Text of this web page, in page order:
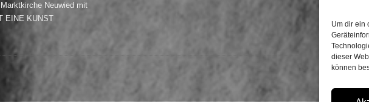
Um dir ein
dieser
können
Neuwied mit
EINE KUNST